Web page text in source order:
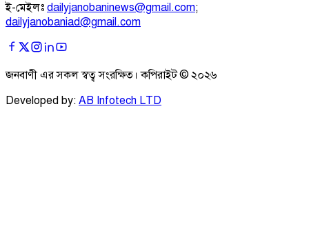
ই-মেইলঃ dailyjanobaninews@gmail.com;
dailyjanobaniad@gmail.com
জনবাণী এর সকল স্বত্ব সংরক্ষিত। কপিরাইট © ২০২৬
Developed by: AB Infotech LTD